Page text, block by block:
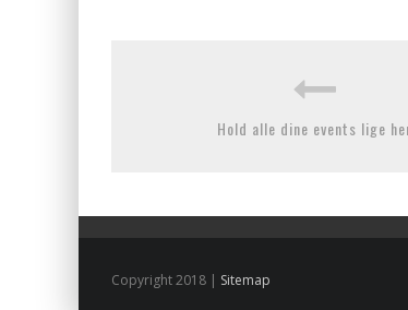
Hold alle dine events lige
Copyright 2018 | Sitemap